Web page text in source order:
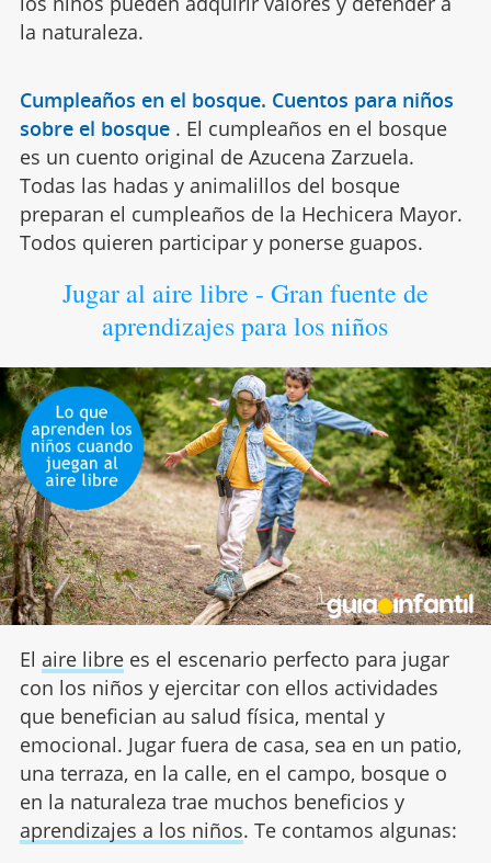
la naturaleza.
Cumpleaños en el bosque. Cuentos para niños
sobre el bosque . El cumpleaños en el bosque
es un cuento original de Azucena Zarzuela.
Todas las hadas y animalillos del bosque
preparan el cumpleaños de la Hechicera Mayor.
Todos quieren participar y ponerse guapos.
Jugar al aire libre - Gran fuente de
aprendizajes para los niños
El aire librees el escenario perfecto para jugar
con los niños y ejercitar con ellos actividades
que benefician au salud física, mental y
emocional. Jugar fuera de casa, sea en un patio,
una terraza, en la calle, en el campo, bosque o
en la naturaleza trae muchos beneficios y
aprendizajes a los niños. Te contamos algunas: